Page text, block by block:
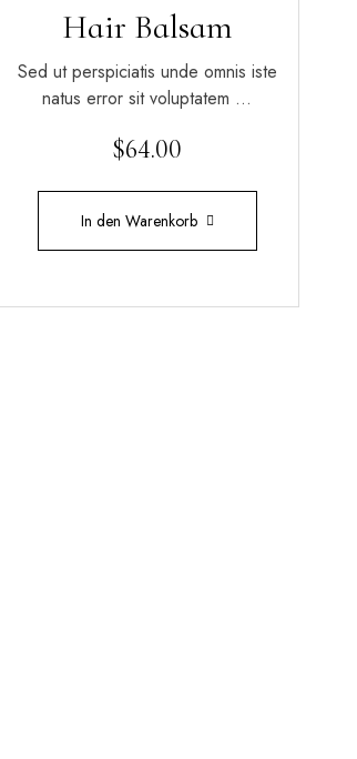
Bewertet mit
5.00
von 5
Hair Balsam
Sed ut perspiciatis unde omnis iste
natus error sit voluptatem …
$64.00
In den Warenkorb